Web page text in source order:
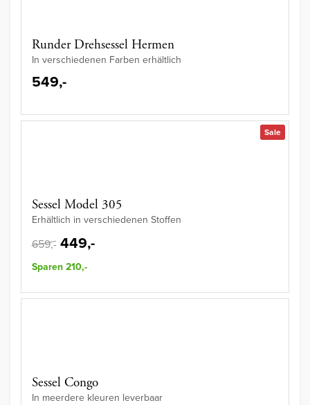
Runder Drehsessel Hermen
In verschiedenen Farben erhältlich
549,-
Sale
Sessel Model 305
Erhältlich in verschiedenen Stoffen
659,- 449,-
Sparen 210,-
Sessel Congo
In meerdere kleuren leverbaar